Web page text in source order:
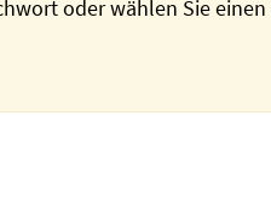
oder wählen Sie